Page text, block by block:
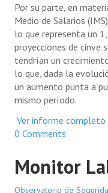
Por su parte, en
Medio de Salarios
lo que representa un
proyecciones de cinve
tendrían un
lo que, dada la
un aumento punta a
mismo período.
Ver informe completo
0 Comments
Monitor
Observatorio de